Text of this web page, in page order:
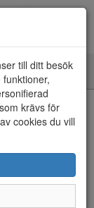
till ditt besök
krävs för
cookies du vill